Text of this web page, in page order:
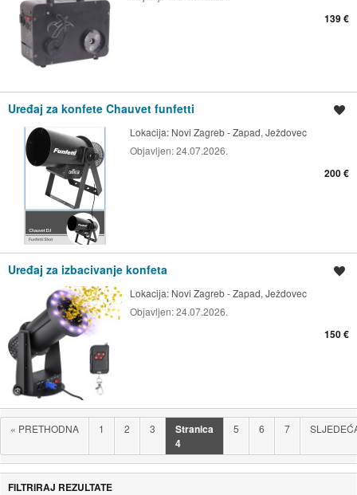
139 €
Uređaj za konfete Chauvet funfetti
Lokacija: Novi Zagreb - Zapad, Ježdovec
Objavljen:24.07.2026.
200 €
Uređaj za izbacivanje konfeta
Lokacija: Novi Zagreb - Zapad, Ježdovec
Objavljen:24.07.2026.
150 €
« PRETHODNA 1 2 3
Stranica
4
5 6 7
FILTRIRAJ REZULTATE